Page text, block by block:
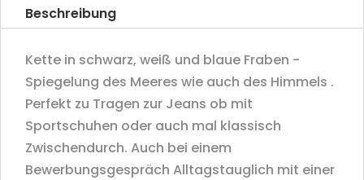
Beschreibung
Kette in schwarz, weiß und blaue Fraben -
Spiegelung des Meeres wie auch des Himmels .
Perfekt zu Tragen zur Jeans ob mit
Sportschuhen oder auch mal klassisch
Zwischendurch. Auch bei einem
Bewerbungsgespräch Alltagstauglich mit einer